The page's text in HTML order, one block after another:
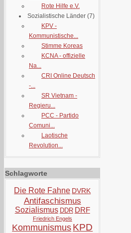
Rote Hilfe e.V.
Sozialistische Länder (7)
KPV -
Kommunistische...
Stimme Koreas
KCNA - offizielle
Na...
CRI Online Deutsch
-...
SR Vietnam -
Regieru...
PCC - Partido
Comuni...
Laotische
Revolution...
Schlagworte
Die Rote Fahne DVRK
Antifaschismus
Sozialismus DDR DRF
Friedrich Engels
Kommunismus KPD